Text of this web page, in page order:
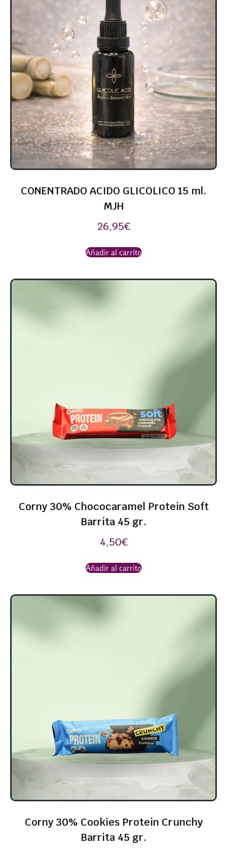
CONENTRADO ACIDO GLICOLICO 15 ml.
MJH
26,95€
Añadir al carrito
Corny 30% Chococaramel Protein Soft
Barrita 45 gr.
4,50€
Añadir al carrito
Corny 30% Cookies Protein Crunchy
Barrita 45 gr.